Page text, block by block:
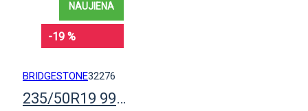
NAUJIENA
-19 %
BRIDGESTONE32276
235/50R19 99Y Bridgestone Potenza Sport Enliten